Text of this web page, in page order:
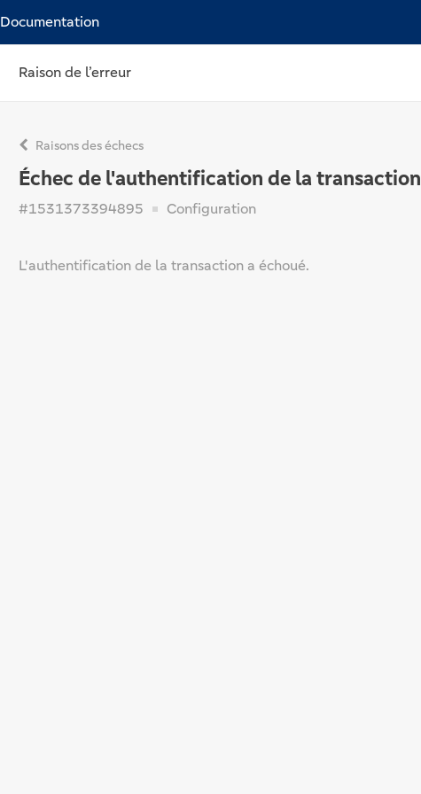
Documentation
Raison de l’erreur
Raisons des échecs
Échec de l'authentification de la transaction
#1531373394895 Configuration
L'authentification de la transaction a échoué.